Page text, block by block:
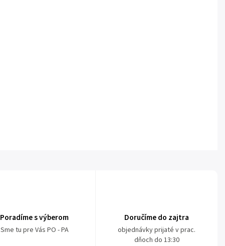
Poradíme s výberom
Sme tu pre Vás PO - PA
Doručíme do zajtra
objednávky prijaté v prac.
dňoch do 13:30